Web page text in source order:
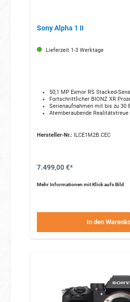
Sony Alpha 1 II
Lieferzeit 1-3 Werktage
50,1 MP Exmor RS Stacked-
Fortschrittlicher BIONZ XR
Serienaufnahmen mit bis zu 30
Atemberaubende
Hersteller-Nr.:ILCE1M2B.CEC
7.499,00 €*
Mehr Informationen mit Klick aufs Bild
In den